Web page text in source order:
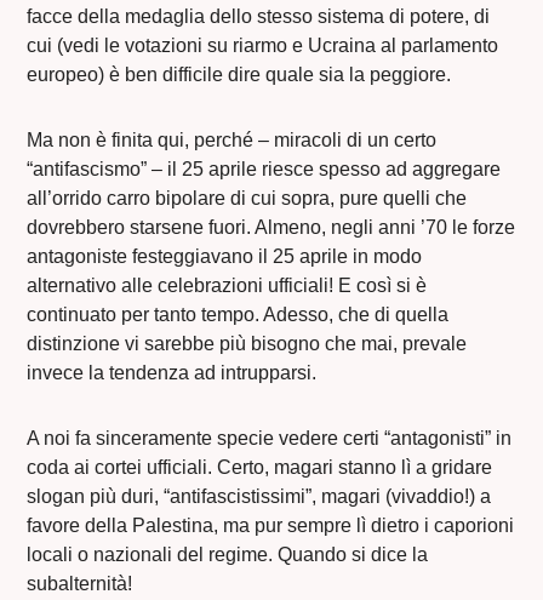
facce della medaglia dello stesso sistema di potere, di
cui (vedi le votazioni su riarmo e Ucraina al parlamento
europeo) è ben difficile dire quale sia la peggiore.
Ma non è finita qui, perché – miracoli di un certo
“antifascismo” – il 25 aprile riesce spesso ad aggregare
all’orrido carro bipolare di cui sopra, pure quelli che
dovrebbero starsene fuori. Almeno, negli anni ’70 le forze
antagoniste festeggiavano il 25 aprile in modo
alternativo alle celebrazioni ufficiali! E così si è
continuato per tanto tempo. Adesso, che di quella
distinzione vi sarebbe più bisogno che mai, prevale
invece la tendenza ad intrupparsi.
A noi fa sinceramente specie vedere certi “antagonisti” in
coda ai cortei ufficiali. Certo, magari stanno lì a gridare
slogan più duri, “antifascistissimi”, magari (vivaddio!) a
favore della Palestina, ma pur sempre lì dietro i caporioni
locali o nazionali del regime. Quando si dice la
subalternità!